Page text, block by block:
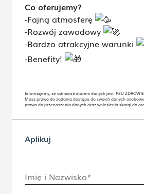
Co oferujemy?
-Fajną atmosferę
-Rozwój zawodowy
-Bardzo atrakcyjne warunki
-Benefity!
Informujemy, że administratorem danych jest PZU ZDROWIE
Masz prawo do żądania dostępu do swoich danych
prawo do przenoszenia danych oraz wniesienia skargi do
Aplikuj
Imię i Nazwisko*